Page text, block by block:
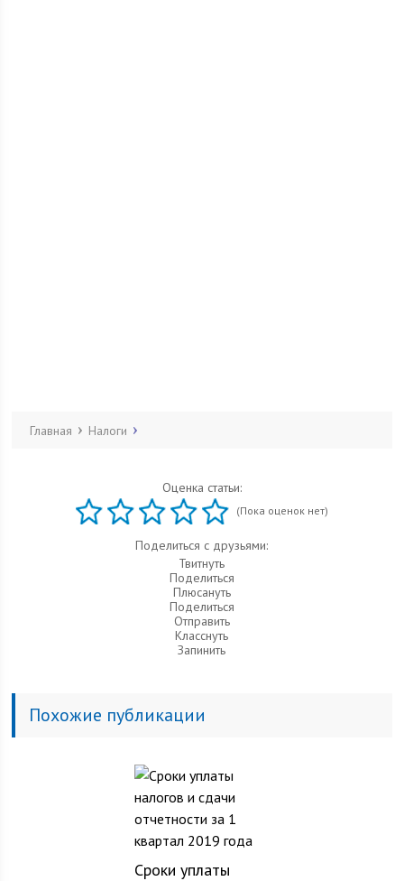
Главная Налоги
Оценка статьи:
(Пока оценок нет)
Поделиться с друзьями:
Твитнуть
Поделиться
Плюсануть
Поделиться
Отправить
Класснуть
Запинить
Похожие публикации
Сроки уплаты